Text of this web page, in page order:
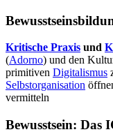
Kritische Praxis und
(Adorno) und den
primitiven Digitalismus
Selbstorganisation
vermitteln
Bewusstsein: Das